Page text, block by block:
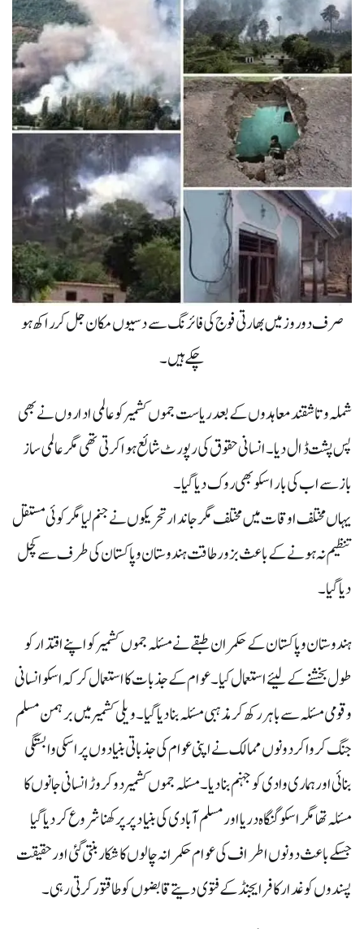
صرف دو روز میں بھارتی فوج کی فائرنگ سے دسیوں مکان جل کر راکھ ہو
چکے ہیں۔
شملہ و تاشقند معاہدوں کے بعد ریاست جموں کشمیر کو عالمی اداروں نے بھی
پس پشت ڈال دیا۔ انسانی حقوق کی رپورٹ شائع ہوا کرتی تھی مگر عالمی ساز
باز سے اب کی بار اسکو بھی روک دیا گیا۔
یہاں مختلف اوقات میں مختلف مگر جاندار تحریکوں نے جنم لیا مگر کوئی مستقل
تنظیم نہ ہونے کے باعث بزور طاقت ہندوستان و پاکستان کی طرف سے کچل
دیا گیا۔
ہندوستان و پاکستان کے حکمران طبقے نے مسئلہ جموں کشمیر کو اپنے اقتدار کو
طول بخشنے کے لیئے استعمال کیا۔ عوام کے جذبات کا استعمال کرکہ اسکو انسانی
و قومی مسئلہ سے باہر رکھ کر مذہبی مسئلہ بنا دیا گیا۔ ویلی کشمیر میں برہمن مسلم
جنگ کروا کر دونوں ممالک نے اپنی عوام کی جذباتی بنیادوں پر اسکی وابستگی
بنائی اور ہماری وادی کو جہنم بنا دیا۔ مسئلہ جموں کشمیر دو کروڑ انسانی جانوں کا
مسئلہ تھا مگر اسکو گنگاہ دریا اور مسلم آبادی کی بنیاد پر پرکھنا شروع کر دیا گیا
جسکے باعث دونوں اطراف کی عوام حکمرانہ چالوں کا شکار بنتی گئی اور حقیقت
پسندوں کو غدار کافر ایجنڈ کے فتوی دیتے قابضوں کو طاقتور کرتی رہی۔